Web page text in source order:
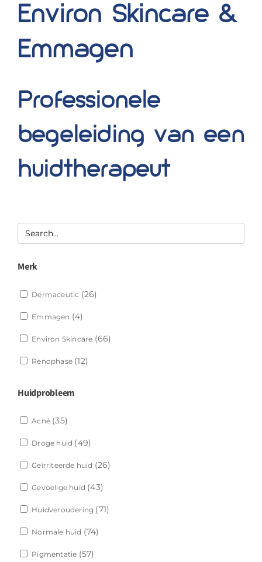
Over ons
Afspraak maken
Environ Skincare &
Emmagen
Professionele
begeleiding van een
huidtherapeut
Zoeken
naar:
Merk
Dermaceutic (26)
Emmagen (4)
Environ Skincare (66)
Renophase (12)
Huidprobleem
Acné (35)
Droge huid (49)
Geïrriteerde huid (26)
Gevoelige huid (43)
Huidveroudering (71)
Normale huid (74)
Pigmentatie (57)